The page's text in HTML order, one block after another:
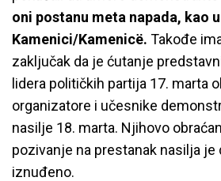
oni postanu meta napada, kao u
Kamenici/Kamenicë. Takođe
zaključak da je ćutanje
lidera političkih partija 17. marta
organizatore i učesnike
nasilje 18. marta. Njihovo
pozivanje na prestanak nasilja je
iznuđeno.